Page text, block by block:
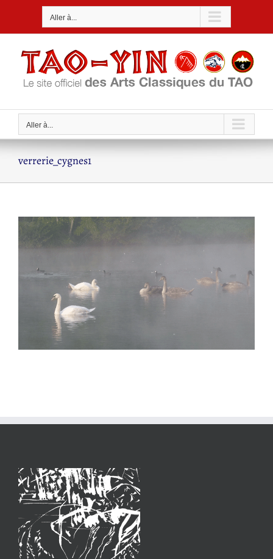
Aller à...
Aller à...
verrerie_cygnes1